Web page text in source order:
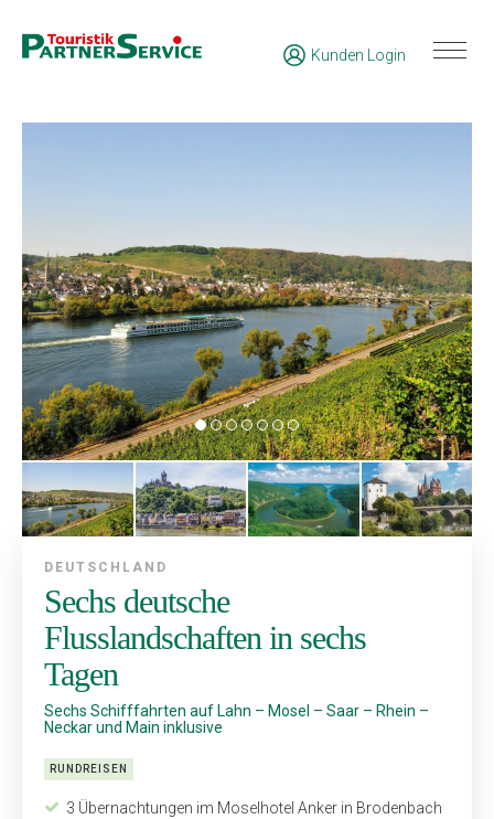
Kunden Login
DEUTSCHLAND
Sechs deutsche
Flusslandschaften in sechs
Tagen
Sechs Schifffahrten auf Lahn – Mosel – Saar – Rhein –
Neckar und Main inklusive
RUNDREISEN
3 Übernachtungen im Moselhotel Anker in Brodenbach